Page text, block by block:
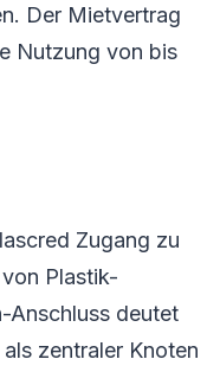
Der Mietvertrag
Nutzung von bis
Zugang zu
Plastik-
Anschluss deutet
zentraler Knoten